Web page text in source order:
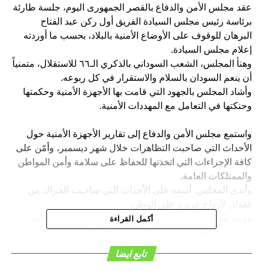
عقد مجلس الأمن والدفاع بالقصر الجمهورى اليوم، جلسة طارئة
برئاسة رئيس مجلس السيادة الفريق أول ركن عبد الفتاح
البرهان للوقوف على الأوضاع الأمنية بالبلاد، بحسب ما أوردته
إعلام مجلس السيادة.
وهنأ المجلس، الشعب السوداني بالذكري الـ٦٦ للاستقلال، متمنياً
أن ينعم السودان بالسلام والاستقرار في كل ربوعه.
وأشاد المجلس بالجهود التي قامت بها الأجهزة الأمنية وحكمتها
وحنكتها في التعامل مع المهددات الأمنية.
واستمع مجلس الأمن والدفاع إلى تقارير الأجهزة الأمنية حول
الأحداث التي صاحبت التظاهرات خلال شهر ديسمبر، وأمّن على
كافة الإجراءات التي اتخذتها للحفاظ على سلامة وأمن المواطن
والممتلكات العامة.
وأبدى المجلس، أسفه على الأحداث التي صاحبت الحراك من
ووجه مجلس الأمن والدفاع بالإسراع في استكمال إجراءات
التحري والتحقق ومحاسبة المتورطين في الأحداث، وجدد ثقته
أكمل القراءة
تابع ايضا